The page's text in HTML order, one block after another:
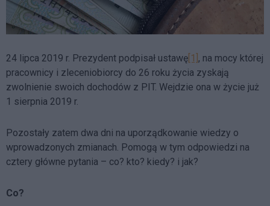
24 lipca 2019 r. Prezydent podpisał ustawę [1] , na mocy której
pracownicy i zleceniobiorcy do 26 roku życia zyskają
zwolnienie swoich dochodów z PIT. Wejdzie ona w życie już
1 sierpnia 2019 r.
Pozostały zatem dwa dni na uporządkowanie wiedzy o
wprowadzonych zmianach. Pomogą w tym odpowiedzi na
cztery główne pytania – co? kto? kiedy? i jak?
Co?